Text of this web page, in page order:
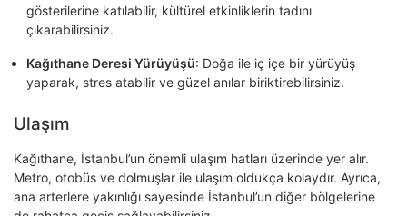
gösterilerine katılabilir, kültürel etkinliklerin tadını
çıkarabilirsiniz.
Kağıthane Deresi Yürüyüşü: Doğa ile iç içe bir yürüyüş
yaparak, stres atabilir ve güzel anılar biriktirebilirsiniz.
Ulaşım
Kağıthane, İstanbul’un önemli ulaşım hatları üzerinde yer alır.
Metro, otobüs ve dolmuşlar ile ulaşım oldukça kolaydır. Ayrıca,
ana arterlere yakınlığı sayesinde İstanbul’un diğer bölgelerine